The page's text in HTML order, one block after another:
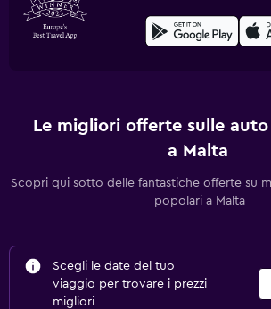
Le migliori offerte sulle
a Malta
Scopri qui sotto delle fantastiche offerte su
popolari a Malta
Scegli le date del tuo
viaggio per trovare i prezzi
migliori